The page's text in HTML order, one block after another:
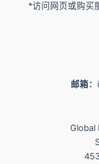
*访问网页或购买
邮箱：
Global